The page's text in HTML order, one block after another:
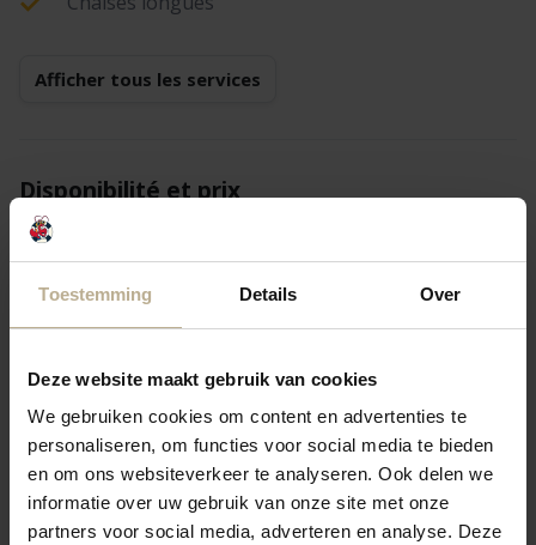
Toestemming Details Over
Deze website maakt gebruik van cookies
We gebruiken cookies om content en advertenties te
personaliseren, om functies voor social media te bieden
en om ons websiteverkeer te analyseren. Ook delen we
informatie over uw gebruik van onze site met onze
partners voor social media, adverteren en analyse. Deze
Afficher tous les services
Disponibilité et prix
Continuer
Retourner Suivant(e)
lun. 24 août mar. 25 août mer. 26 août
1 nuit — — —